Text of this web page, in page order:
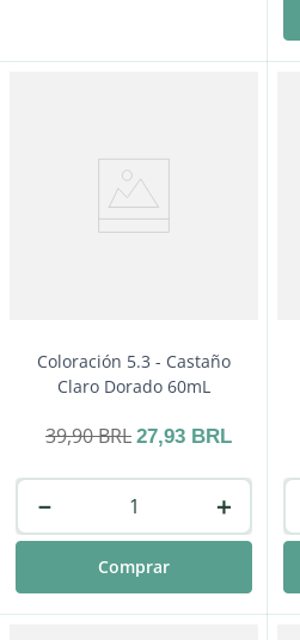
Coloración 5.3 - Castaño
Claro Dorado 60mL
39,90BRL 27,93 BRL
＋
－
Comprar